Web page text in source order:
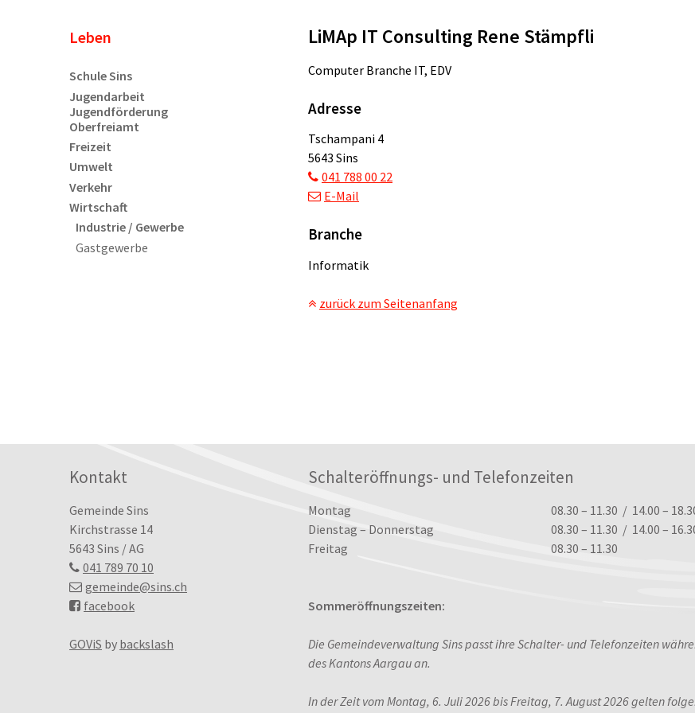
Unternavigation
Leben
Schule Sins
Jugendarbeit
Jugendförderung
Oberfreiamt
Freizeit
Umwelt
Verkehr
Wirtschaft
Industrie / Gewerbe
Gastgewerbe
LiMAp IT Consulting Rene Stämpfli
Computer Branche IT, EDV
Adresse
Tschampani 4
5643 Sins
041 788 00 22
E-Mail
Branche
Informatik
zurück zum Seitenanfang
Footer
Kontakt
Gemeinde Sins
Kirchstrasse 14
5643 Sins / AG
041 789 70 10
gemeinde@sins.ch
facebook
GOViS by backslash
Schalteröffnungs- und Telefonzeiten
TagÖffnungszeiten
Montag
08.30 – 11.30 / 14.00 –
Dienstag – Donnerstag
08.30 – 11.30 / 14.00 –
Freitag
08.30 – 11.30
Sommeröffnungszeiten:
Die Gemeindeverwaltung Sins passt ihre Schalter- und Telefonzeiten
des Kantons Aargau an.
In der Zeit vom Montag, 6. Juli 2026 bis Freitag, 7. August 2026 gelten